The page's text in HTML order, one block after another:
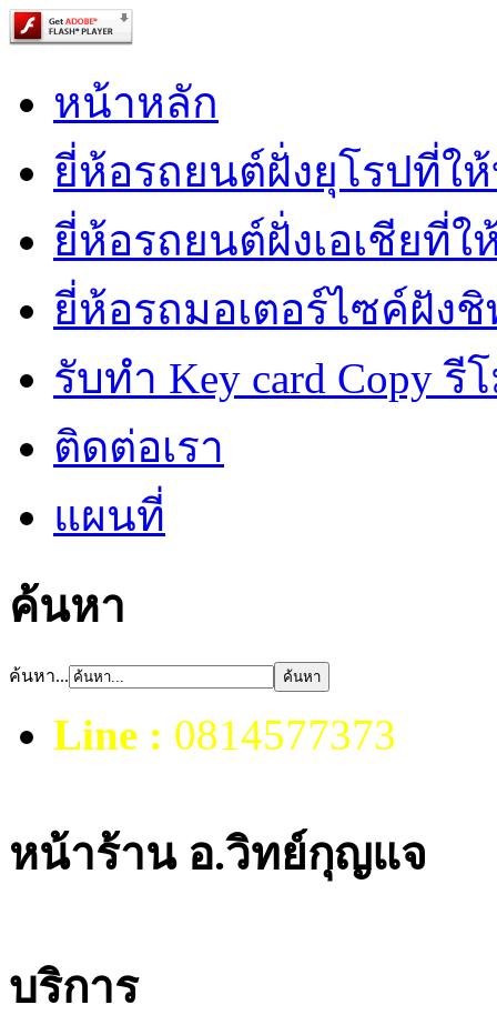
หน้าหลัก
ยี่ห้อรถยนต์ฝั่งยุโรปที่ใ
ยี่ห้อรถยนต์ฝั่งเอเชียที่ใ
ยี่ห้อรถมอเตอร์ไซค์ฝัง
รับทำ Key card Copy
ติดต่อเรา
แผนที่
ค้นหา
ค้นหา...
Line : 0814577373
หน้าร้าน อ.วิทย์กุญแจ
บริการ